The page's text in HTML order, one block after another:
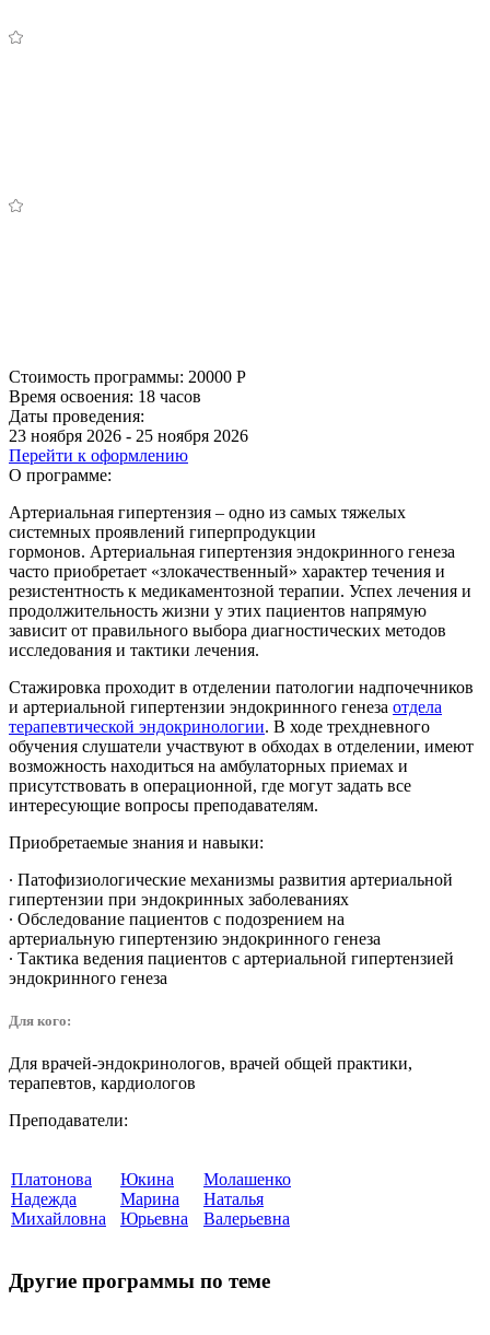
Стоимость программы: 20000 Р
Время освоения: 18 часов
Даты проведения:
23 ноября 2026 - 25 ноября 2026
Перейти к оформлению
О программе:
Артериальная гипертензия – одно из самых тяжелых
системных проявлений гиперпродукции
гормонов. Артериальная гипертензия эндокринного генеза
часто приобретает «злокачественный» характер течения и
резистентность к медикаментозной терапии. Успех лечения и
продолжительность жизни у этих пациентов напрямую
зависит от правильного выбора диагностических методов
исследования и тактики лечения.
Стажировка проходит в отделении патологии надпочечников
и артериальной гипертензии эндокринного генеза отдела
терапевтической эндокринологии. В ходе трехдневного
обучения слушатели участвуют в обходах в отделении, имеют
возможность находиться на амбулаторных приемах и
присутствовать в операционной, где могут задать все
интересующие вопросы преподавателям.
Приобретаемые знания и навыки:
∙ Патофизиологические механизмы развития артериальной
гипертензии при эндокринных заболеваниях
∙ Обследование пациентов с подозрением на
артериальную гипертензию эндокринного генеза
∙ Тактика ведения пациентов с артериальной гипертензией
эндокринного генеза
Для кого:
Для врачей-эндокринологов, врачей общей практики,
терапевтов, кардиологов
Преподаватели:
Платонова
Надежда
Михайловна
Юкина
Марина
Юрьевна
Молашенко
Наталья
Валерьевна
Другие программы по теме